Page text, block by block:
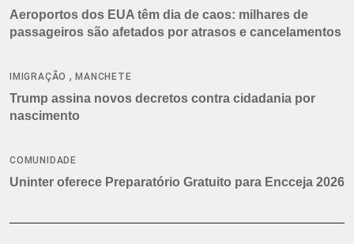
Aeroportos dos EUA têm dia de caos: milhares de
passageiros são afetados por atrasos e cancelamentos
IMIGRAÇÃO ,MANCHETE
Trump assina novos decretos contra cidadania por
nascimento
COMUNIDADE
Uninter oferece Preparatório Gratuito para Encceja 2026